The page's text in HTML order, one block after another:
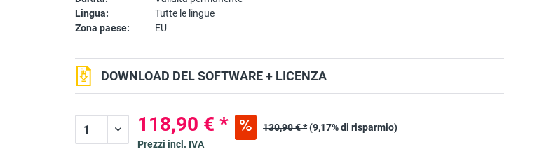
Lingua:
Tutte le lingue
Zona paese:
EU
DOWNLOAD DEL SOFTWARE + LICENZA
118,90 € * 130,90 € *(9,17% di risparmio)
Prezzi incl. IVA